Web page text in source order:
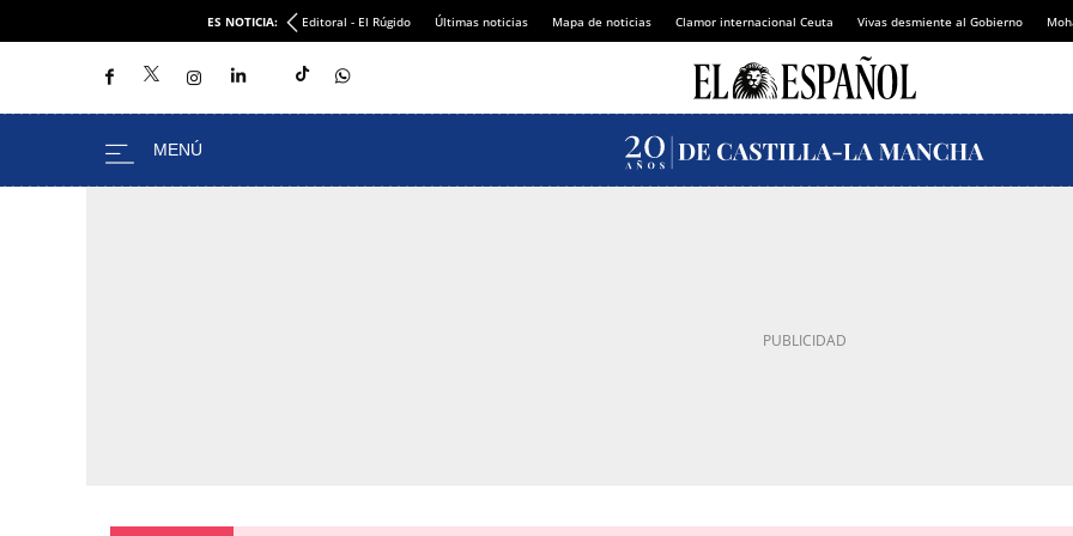
ES NOTICIA: Editoral - El Rúgido Últimas noticias Mapa de noticias Clamor internacional Ceuta Vivas desmiente al Gobierno